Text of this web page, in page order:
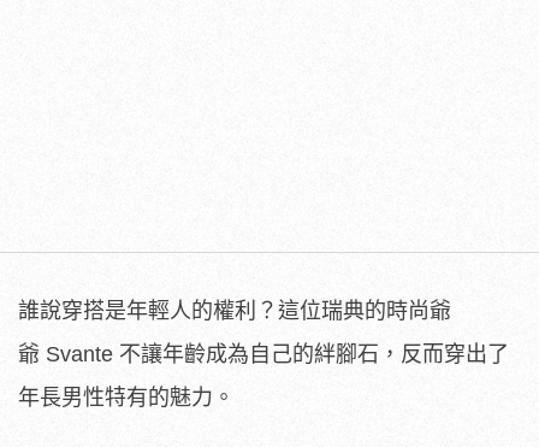
誰說穿搭是年輕人的權利？這位瑞典的時尚爺
爺 Svante 不讓年齡成為自己的絆腳石，反而穿出了
年長男性特有的魅力。